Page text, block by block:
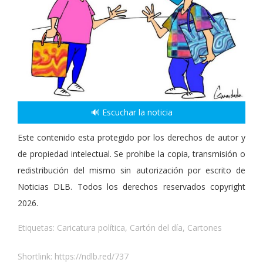
🔊 Escuchar la noticia
Este contenido esta protegido por los derechos de autor y
de propiedad intelectual. Se prohibe la copia, transmisión o
redistribución del mismo sin autorización por escrito de
Noticias DLB. Todos los derechos reservados copyright
2026.
Etiquetas: Caricatura política, Cartón del día, Cartones
Shortlink: https://ndlb.red/737